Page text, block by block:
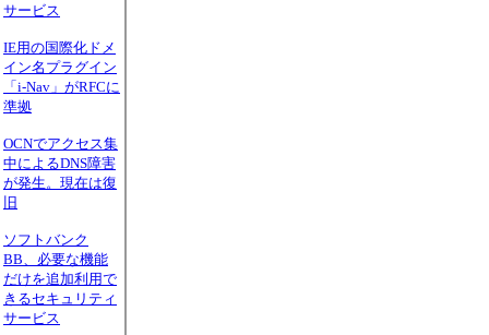
サービス
IE用の国際化ドメ
イン名プラグイン
「i-Nav」がRFCに
準拠
OCNでアクセス集
中によるDNS障害
が発生。現在は復
旧
ソフトバンク
BB、必要な機能
だけを追加利用で
きるセキュリティ
サービス